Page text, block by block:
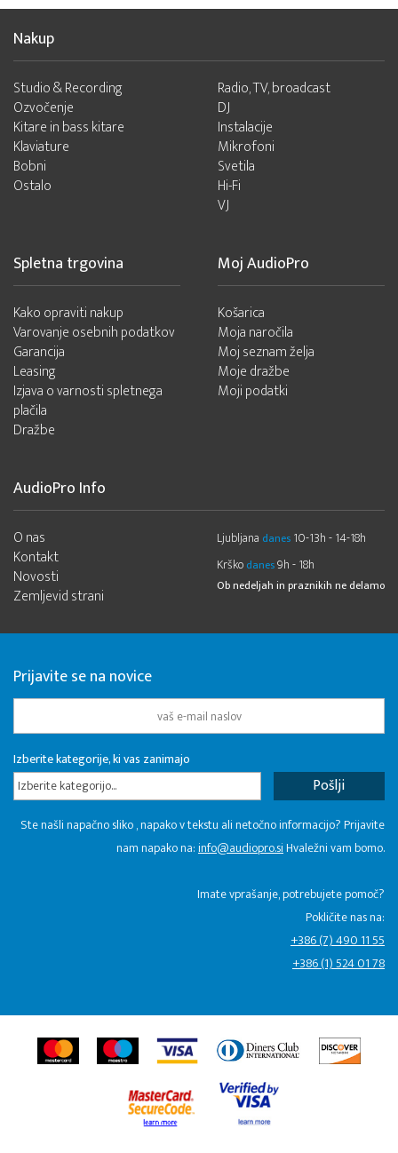
Nakup
Studio & Recording
Ozvočenje
Kitare in bass kitare
Klaviature
Bobni
Ostalo
Radio, TV, broadcast
DJ
Instalacije
Mikrofoni
Svetila
Hi-Fi
VJ
Spletna trgovina
Kako opraviti nakup
Varovanje osebnih podatkov
Garancija
Leasing
Izjava o varnosti spletnega
plačila
Dražbe
Moj AudioPro
Košarica
Moja naročila
Moj seznam želja
Moje dražbe
Moji podatki
AudioPro Info
O nas
Kontakt
Novosti
Zemljevid strani
Ljubljana danes 10-13h - 14-18h
Krško danes9h - 18h
Ob nedeljah in praznikih ne delamo
Prijavite se na novice
Izberite kategorije, ki vas zanimajo
Izberite kategorijo...
Ste našli napačno sliko , napako v tekstu ali netočno informacijo? Prijavite
nam napako na:info@audiopro.siHvaležni vam bomo.
Imate vprašanje, potrebujete pomoč?
Pokličite nas na:
+386 (7) 490 11 55
+386 (1) 524 01 78